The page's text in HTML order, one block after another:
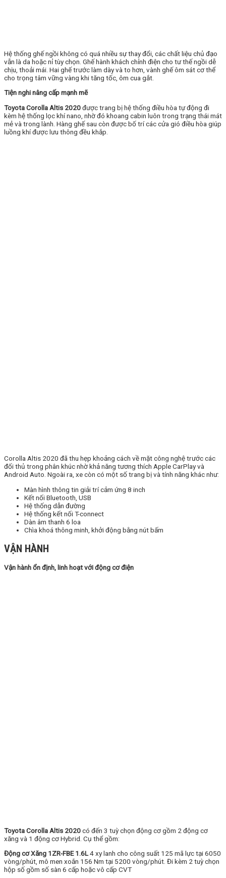
Hệ thống ghế ngồi không có quá nhiều sự thay đổi, các chất liệu chủ đạo
vẫn là da hoặc nỉ tùy chọn. Ghế hành khách chỉnh điện cho tư thế ngồi dễ
chịu, thoải mái. Hai ghế trước làm dày và to hơn, vành ghế ôm sát cơ thể
cho trọng tâm vững vàng khi tăng tốc, ôm cua gắt.
Tiện nghi nâng cấp mạnh mẽ
Toyota Corolla Altis 2020được trang bị hệ thống điều hòa tự động đi
kèm hệ thống lọc khí nano, nhờ đó khoang cabin luôn trong trạng thái mát
mẻ và trong lành. Hàng ghế sau còn được bố trí các cửa gió điều hòa giúp
luồng khí được lưu thông đều khắp.
Corolla Altis 2020 đã thu hẹp khoảng cách về mặt công nghệ trước các
đối thủ trong phân khúc nhờ khả năng tương thích Apple CarPlay và
Android Auto. Ngoài ra, xe còn có một số trang bị và tính năng khác như:
Màn hình thông tin giải trí cảm ứng 8 inch
Kết nối Bluetooth, USB
Hệ thống dẫn đường
Hệ thống kết nối T-connect
Dàn âm thanh 6 loa
Chìa khoá thông minh, khởi động bằng nút bấm
VẬN HÀNH
Vận hành ổn định, linh hoạt với động cơ điện
Toyota Corolla Altis 2020có đến 3 tuỳ chọn động cơ gồm 2 động cơ
xăng và 1 động cơ Hybrid. Cụ thể gồm:
Động cơ Xăng 1ZR-FBE 1.6L4 xy lanh cho công suất 125 mã lực tại 6050
vòng/phút, mô men xoắn 156 Nm tại 5200 vòng/phút. Đi kèm 2 tuỳ chọn
hộp số gồm số sàn 6 cấp hoặc vô cấp CVT